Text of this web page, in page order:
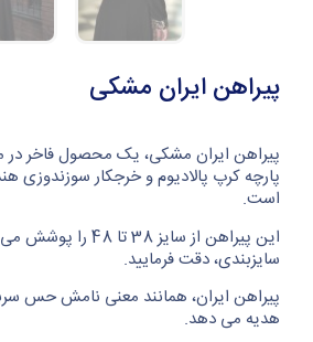
پیراهن ایران مشکی
پیراهن ایران مشکی، یک محصول فاخر در
پارچه کرپ پالادیوم و خرجکار سوزندوزی
است.
این پیراهن از سایز 38
سایزبندی، دقت فرمایید.
پیراهن ایران، همانند معنی نامش حس
هدیه می دهد.